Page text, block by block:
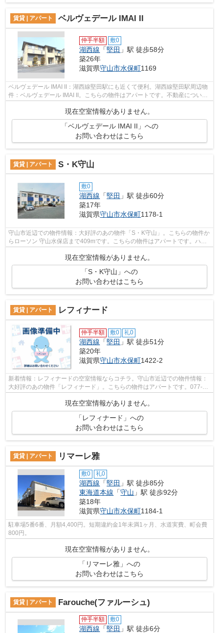
賃貸 | アパート ベルヴェデール IMAI II
仲手半額 敷0
湖西線 「堅田 」駅 徒歩58分
築26年
滋賀県守山市水保町1169
ベルヴェデール IMAI II：湖西線堅田駅にも近くて便利。湖西線堅田駅周辺物
件：ベルヴェデール IMAI II。こちらの物件はアパートです。不動産について
分からない事も、豊富なノウハウ...
現在空室情報がありません。
「ベルヴェデール IMAI II」への
お問い合わせはこちら
賃貸 | アパート S・K守山
敷0
湖西線 「堅田 」駅 徒歩60分
築17年
滋賀県守山市水保町1178-1
守山市近辺での物件情報：大好評のあの物件「S・K守山」。こちらの物件か
らローソン 守山水保店まで409mです。こちらの物件はアパートです。ハウ
スセゾン南草津店は守山市にある湖西線...
現在空室情報がありません。
「S・K守山」への
お問い合わせはこちら
賃貸 | アパート レフィナード
仲手半額 敷0 礼0
湖西線 「堅田 」駅 徒歩51分
築20年
滋賀県守山市水保町1422-2
新着情報：レフィナードの空室情報ならコチラ。守山市近辺での物件情報：
大好評のあの物件「レフィナード」。こちらの物件はアパートです。077-
現在空室情報がありません。
「レフィナード」への
お問い合わせはこちら
賃貸 | アパート リマーレ雅
敷0 礼0
湖西線 「堅田 」駅 徒歩85分
東海道本線 「守山 」駅 徒歩92分
築18年
滋賀県守山市水保町1184-1
駐車場5番6番、月額4,400円。短期違約金1年未満1ヶ月、水道実費、町会費
800円。
現在空室情報がありません。
「リマーレ雅」への
お問い合わせはこちら
賃貸 | アパート Farouche(ファルーシュ)
仲手半額 敷0
湖西線 「堅田 」駅 徒歩6分